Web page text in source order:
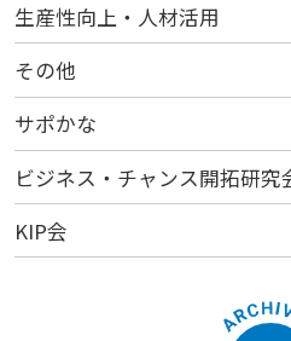
生産性向上・人材活用
その他
サポかな
ビジネス・チャンス開拓研究
KIP会